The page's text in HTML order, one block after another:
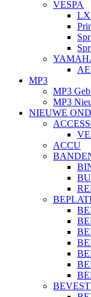
VESPA
LX
MP3
MP3
MP3
NIEUWE
ACCU